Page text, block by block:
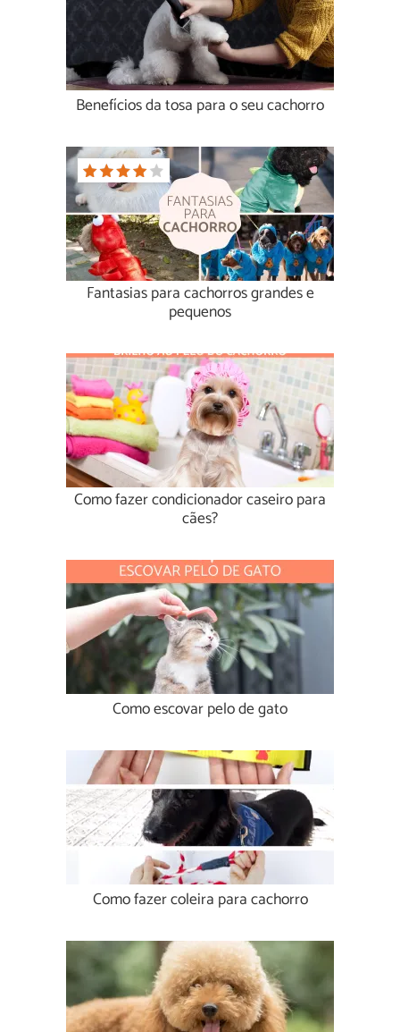
Benefícios da tosa para o seu cachorro
Fantasias para cachorros grandes e
pequenos
Como fazer condicionador caseiro para
cães?
Como escovar pelo de gato
Como fazer coleira para cachorro